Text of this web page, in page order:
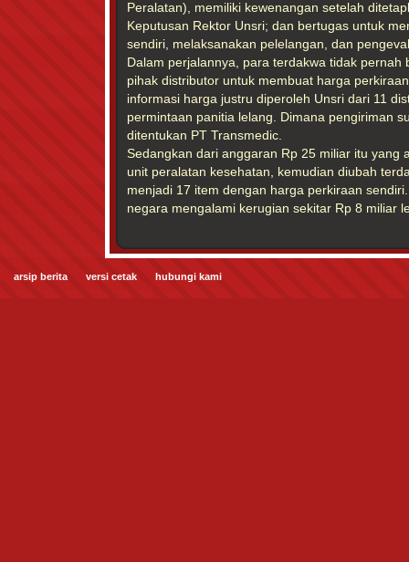
Peralatan), memiliki kewenangan setelah
Keputusan Rektor Unsri; dan bertugas untuk
sendiri, melaksanakan pelelangan, dan
Dalam perjalannya, para terdakwa tidak pernah
pihak distributor untuk membuat harga
informasi harga justru diperoleh Unsri dari 11
permintaan panitia lelang. Dimana pengiriman
ditentukan PT Transmedic.
Sedangkan dari anggaran Rp 25 miliar itu yang
unit peralatan kesehatan, kemudian diubah
menjadi 17 item dengan harga perkiraan
negara mengalami kerugian sekitar Rp 8 miliar
arsip berita versi cetak hubungi kami